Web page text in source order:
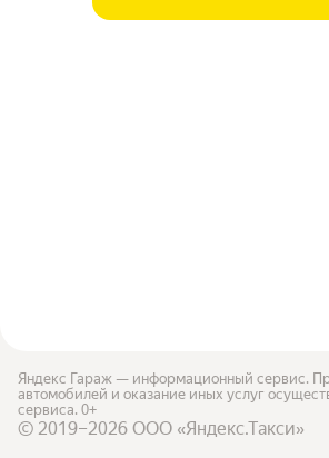
Яндекс Гараж — информационный сервис.
автомобилей и оказание иных услуг
сервиса. 0+
© 2019–2026 ООО «Яндекс.Такси»